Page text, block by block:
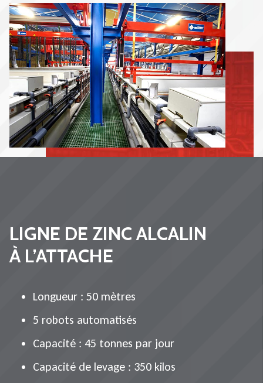
LIGNE DE ZINC ALCALIN
À L’ATTACHE
Longueur : 50 mètres
5 robots automatisés
Capacité : 45 tonnes par jour
Capacité de levage : 350 kilos